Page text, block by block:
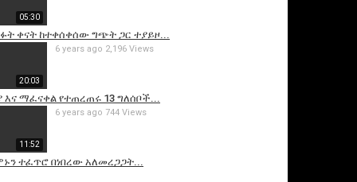
05:30
ቀናት ከተቀሰቀሰው ግጭት ጋር ተያይዞ...
20:03
እና ማፈናቀል የተጠረጠሩ 13 ግለሰቦች...
6 years ago 2,196 Views
11:52
ተፈጥሮ በነበረው አለመረጋጋት...
6 years ago 744 Views